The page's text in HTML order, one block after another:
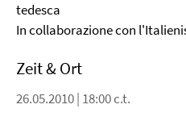
tedesca
In collaborazione con
Zeit & Ort
26.05.2010 | 18:00 c.t.